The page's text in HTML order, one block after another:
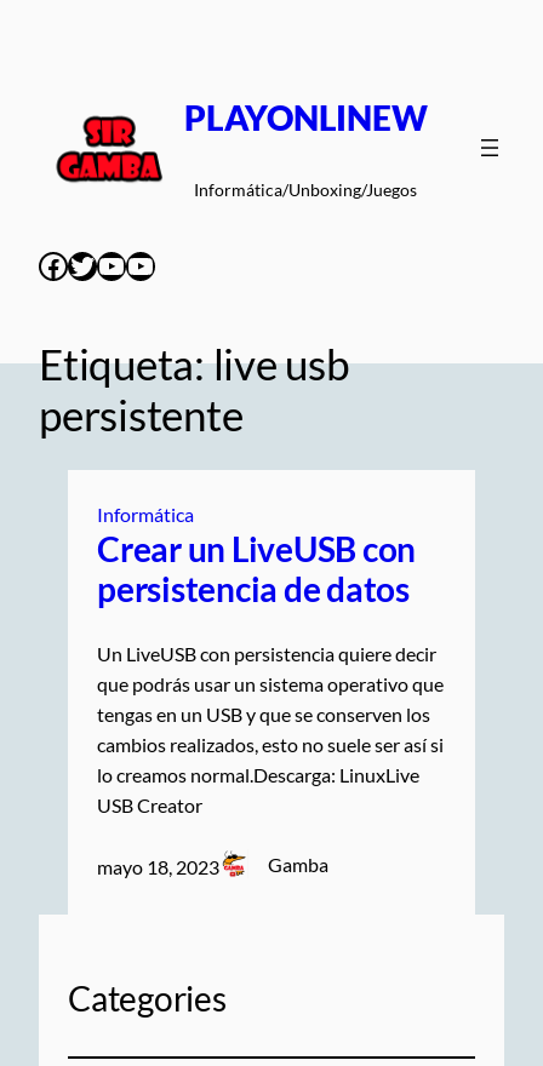
PLAYONLINEW
Informática/Unboxing/Juegos
Facebook
Twitter
YouTube
YouTube
Etiqueta:live usb
persistente
Informática
Crear un LiveUSB con
persistencia de datos
Un LiveUSB con persistencia quiere decir
que podrás usar un sistema operativo que
tengas en un USB y que se conserven los
cambios realizados, esto no suele ser así si
lo creamos normal.Descarga: LinuxLive
USB Creator
mayo 18, 2023 Gamba
Categories